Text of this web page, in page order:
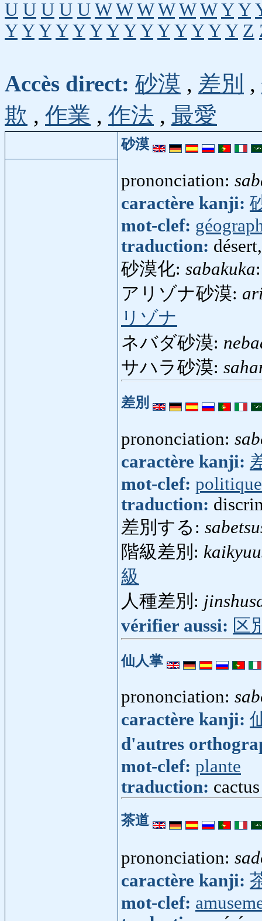
U U U U U W W W W W W Y Y
Y Y Y Y Y Y Y Y Y Y Y Y Y Y Z
Accès direct: 砂漠 , 差別 ,
欺 , 作業 , 作法 , 最愛
砂漠
prononciation:
caractère kanji:
mot-clef:
traduction:
砂漠化: sabakuka
アリゾナ砂漠:
リゾナ
ネバダ砂漠:
サハラ砂漠:
差別
prononciation:
caractère kanji:
mot-clef: politique
traduction:
差別する:
階級差別:
級
人種差別:
vérifier aussi: 区
仙人掌
prononciation:
caractère kanji:
d'autres
mot-clef: plante
traduction: cactus
茶道
prononciation:
caractère kanji:
mot-clef: